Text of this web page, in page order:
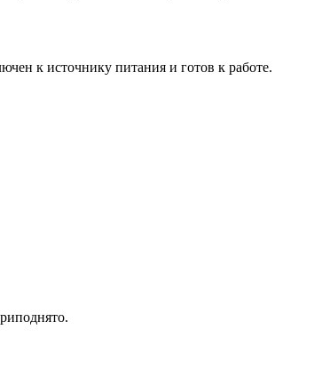
к источнику питания и готов к работе.